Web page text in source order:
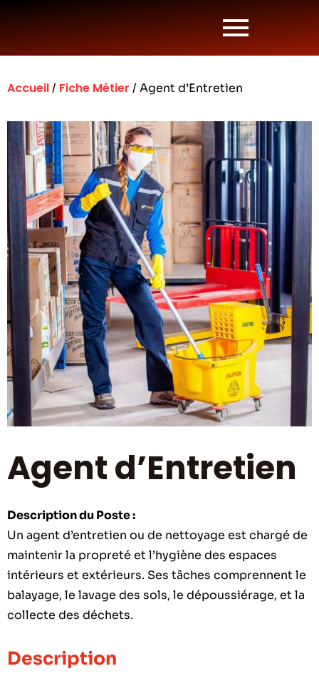
Accueil/ Fiche Métier / Agent d’Entretien
Agent d’Entretien
Description du Poste :
Un agent d’entretien ou de nettoyage est chargé de
maintenir la propreté et l’hygiène des espaces
intérieurs et extérieurs. Ses tâches comprennent le
balayage, le lavage des sols, le dépoussiérage, et la
collecte des déchets.
Description